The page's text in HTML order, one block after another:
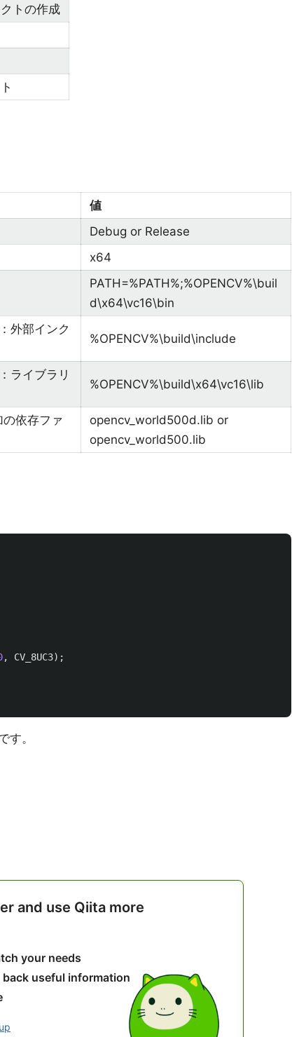
トの作成
値
Debug or Release
x64
PATH=%PATH%;%OPENCV%\buil
d\x64\vc16\bin
外部インク
%OPENCV%\build\include
ライブラリ
%OPENCV%\build\x64\vc16\lib
依存ファ
opencv_world500d.lib or
opencv_world500.lib
, CV_8UC3);
す。
and use Qiita more
your needs
useful information